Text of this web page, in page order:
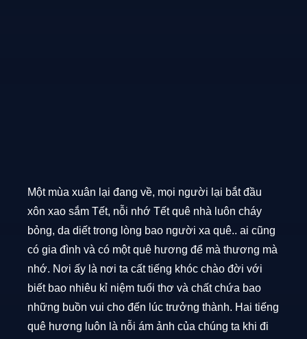
Một mùa xuân lại đang về, mọi người lại bắt đầu
xôn xao sắm Tết, nỗi nhớ Tết quê nhà luôn cháy
bỏng, da diết trong lòng bao người xa quê.. ai cũng
có gia đình và có một quê hương để mà thương mà
nhớ. Nơi ấy là nơi ta cất tiếng khóc chào đời với
biết bao nhiêu kỉ niệm tuổi thơ và chất chứa bao
những buồn vui cho đến lúc trưởng thành. Hai tiếng
quê hương luôn là nỗi ám ảnh của chúng ta khi đi